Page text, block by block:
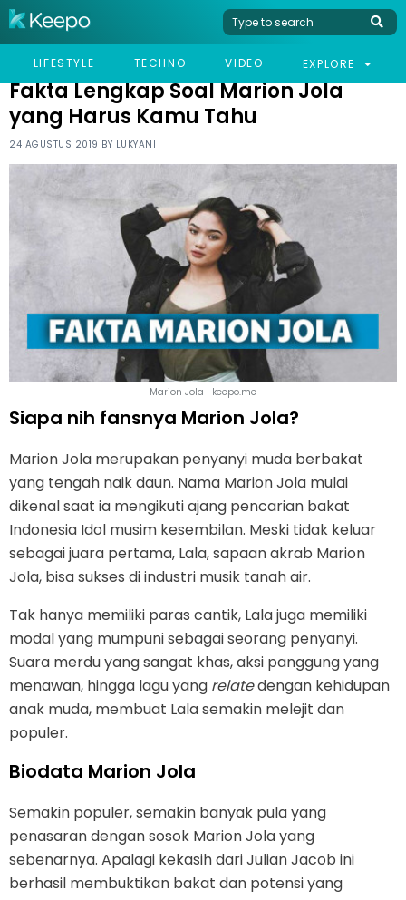
LIFESTYLE TECHNO VIDEO EXPLORE
HOME CELEB FAKTA LENGKAP SOAL MARION JOLA YANG HARUS KAMU TAHU
Fakta Lengkap Soal Marion Jola
yang Harus Kamu Tahu
24 AGUSTUS 2019 BY LUKYANI
Marion Jola | keepo.me
Siapa nih fansnya Marion Jola?
Marion Jola merupakan penyanyi muda berbakat
yang tengah naik daun. Nama Marion Jola mulai
dikenal saat ia mengikuti ajang pencarian bakat
Indonesia Idol musim kesembilan. Meski tidak keluar
sebagai juara pertama, Lala, sapaan akrab Marion
Jola, bisa sukses di industri musik tanah air.
Tak hanya memiliki paras cantik, Lala juga memiliki
modal yang mumpuni sebagai seorang penyanyi.
Suara merdu yang sangat khas, aksi panggung yang
menawan, hingga lagu yang relatedengan kehidupan
anak muda, membuat Lala semakin melejit dan
populer.
Biodata Marion Jola
Semakin populer, semakin banyak pula yang
penasaran dengan sosok Marion Jola yang
sebenarnya. Apalagi kekasih dari Julian Jacob ini
berhasil membuktikan bakat dan potensi yang